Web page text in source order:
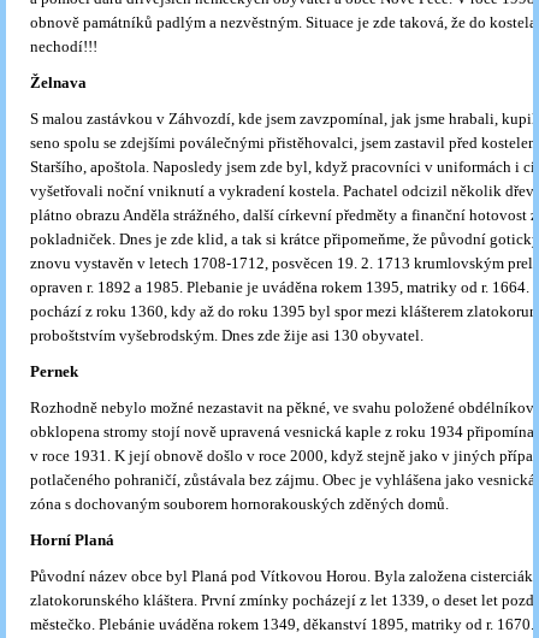
obnově památníků padlým a nezvěstným. Situace je zde taková, že do
nechodí!!!
Želnava
S malou zastávkou v Záhvozdí, kde jsem zavzpomínal, jak jsme hrabali,
seno spolu se zdejšími poválečnými přistěhovalci, jsem zastavil před
Staršího, apoštola. Naposledy jsem zde byl, když pracovníci v uniformách i
vyšetřovali noční vniknutí a vykradení kostela. Pachatel odcizil několik
plátno obrazu Anděla strážného, další církevní předměty a finanční hotovost
pokladniček. Dnes je zde klid, a tak si krátce připomeňme, že původní
znovu vystavěn v letech 1708-1712, posvěcen 19. 2. 1713 krumlovským
opraven r. 1892 a 1985. Plebanie je uváděna rokem 1395, matriky od r. 1664.
pochází z roku 1360, kdy až do roku 1395 byl spor mezi klášterem
proboštstvím vyšebrodským. Dnes zde žije asi 130 obyvatel.
Pernek
Rozhodně nebylo možné nezastavit na pěkné, ve svahu položené
obklopena stromy stojí nově upravená vesnická kaple z roku 1934
v roce 1931. K její obnově došlo v roce 2000, když stejně jako v jiných
potlačeného pohraničí, zůstávala bez zájmu. Obec je vyhlášena jako
zóna s dochovaným souborem hornorakouských zděných domů.
Horní Planá
Původní název obce byl Planá pod Vítkovou Horou. Byla založena
zlatokorunského kláštera. První zmínky pocházejí z let 1339, o deset let
městečko. Plebánie uváděna rokem 1349, děkanství 1895, matriky od r. 1670.